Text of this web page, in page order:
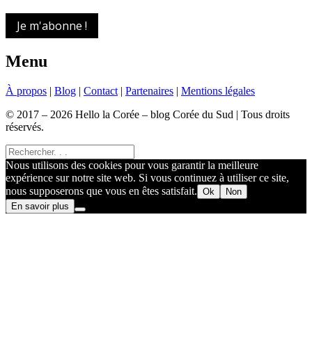
Je m'abonne !
Menu
À propos | Blog | Contact | Partenaires | Mentions légales
© 2017 – 2026 Hello la Corée – blog Corée du Sud | Tous droits
réservés.
Nous utilisons des cookies pour vous garantir la meilleure
expérience sur notre site web. Si vous continuez à utiliser ce site,
nous supposerons que vous en êtes satisfait. Ok
Non
En savoir plus